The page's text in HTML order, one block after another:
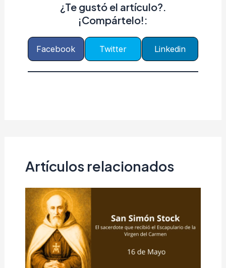
¿Te gustó el artículo?.
¡Compártelo!:
Facebook Twitter Linkedin
Artículos relacionados